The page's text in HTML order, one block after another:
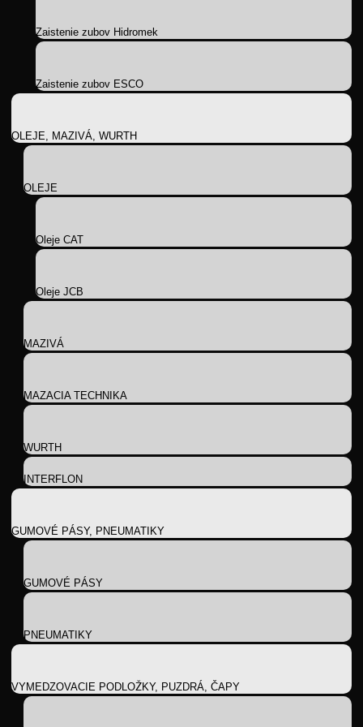
Zaistenie zubov Hidromek
Zaistenie zubov ESCO
OLEJE, MAZIVÁ, WURTH
OLEJE
Oleje CAT
Oleje JCB
MAZIVÁ
MAZACIA TECHNIKA
WURTH
INTERFLON
GUMOVÉ PÁSY, PNEUMATIKY
GUMOVÉ PÁSY
PNEUMATIKY
VYMEDZOVACIE PODLOŽKY, PUZDRÁ, ČAPY